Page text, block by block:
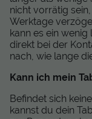
nicht vorrätig
Werktage
kann es ein
direkt bei der
nach, wie lange
Kann ich mein
Befindet sich
kannst du dein